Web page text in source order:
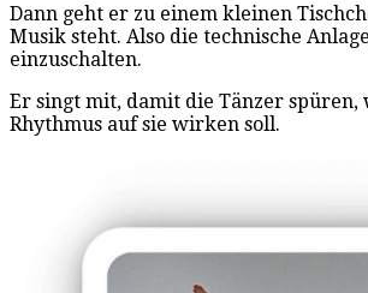
Dann geht er zu einem kleinen
Musik steht. Also die technische
einzuschalten.
Er singt mit, damit die Tänzer spüren,
Rhythmus auf sie wirken soll.